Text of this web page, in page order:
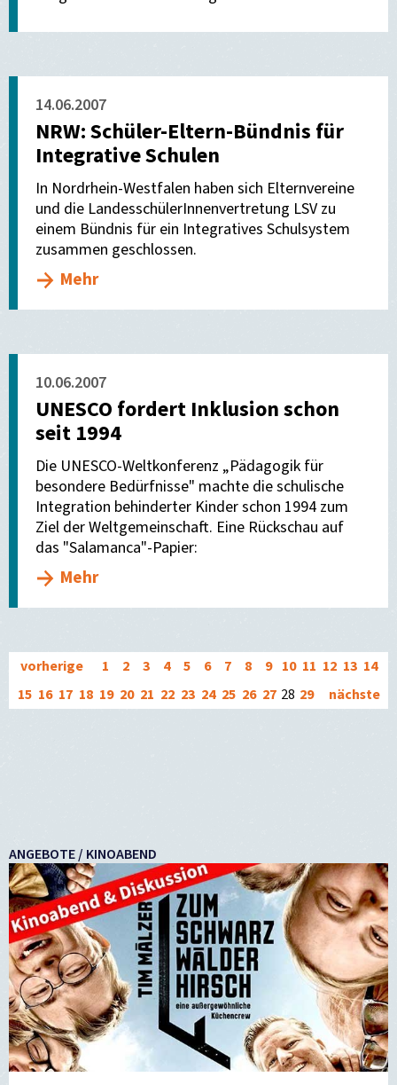
14.06.2007
NRW: Schüler-Eltern-Bündnis für
Integrative Schulen
In Nordrhein-Westfalen haben sich Elternvereine
und die LandesschülerInnenvertretung LSV zu
einem Bündnis für ein Integratives Schulsystem
zusammen geschlossen.
Mehr
10.06.2007
UNESCO fordert Inklusion schon
seit 1994
Die UNESCO-Weltkonferenz „Pädagogik für
besondere Bedürfnisse" machte die schulische
Integration behinderter Kinder schon 1994 zum
Ziel der Weltgemeinschaft. Eine Rückschau auf
das "Salamanca"-Papier:
Mehr
vorherige 1 2 3 4 5 6 7 8 9 10 11 12 13 14
15 16 17 18 19 20 21 22 23 24 25 26 27 28 29 nächste
ANGEBOTE / KINOABEND